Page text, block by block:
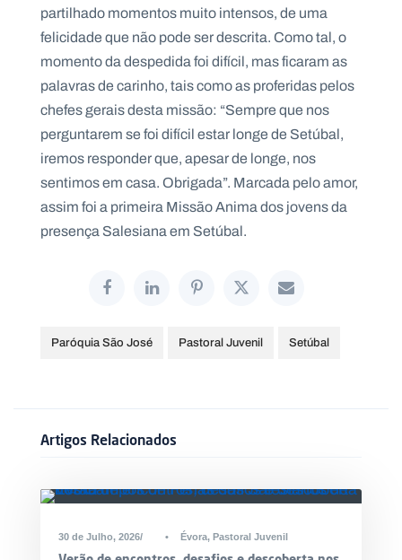
partilhado momentos muito intensos, de uma
felicidade que não pode ser descrita. Como tal, o
momento da despedida foi difícil, mas ficaram as
palavras de carinho, tais como as proferidas pelos
chefes gerais desta missão: “Sempre que nos
perguntarem se foi difícil estar longe de Setúbal,
iremos responder que, apesar de longe, nos
sentimos em casa. Obrigada”. Marcada pelo amor,
assim foi a primeira Missão Anima dos jovens da
presença Salesiana em Setúbal.
Paróquia São José Pastoral Juvenil Setúbal
Artigos Relacionados
30 de Julho, 2026 • Évora, Pastoral Juvenil